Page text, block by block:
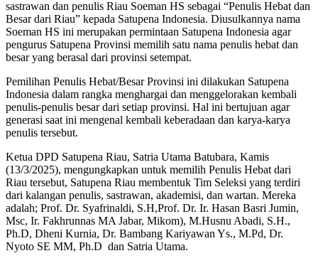
sastrawan dan penulis Riau Soeman HS sebagai “Penulis Hebat dan
Besar dari Riau” kepada Satupena Indonesia. Diusulkannya nama
Soeman HS ini merupakan permintaan Satupena Indonesia agar
pengurus Satupena Provinsi memilih satu nama penulis hebat dan
besar yang berasal dari provinsi setempat.
Pemilihan Penulis Hebat/Besar Provinsi ini dilakukan Satupena
Indonesia dalam rangka menghargai dan menggelorakan kembali
penulis-penulis besar dari setiap provinsi. Hal ini bertujuan agar
generasi saat ini mengenal kembali keberadaan dan karya-karya
penulis tersebut.
Ketua DPD Satupena Riau, Satria Utama Batubara, Kamis
(13/3/2025), mengungkapkan untuk memilih Penulis Hebat dari
Riau tersebut, Satupena Riau membentuk Tim Seleksi yang terdiri
dari kalangan penulis, sastrawan, akademisi, dan wartan. Mereka
adalah; Prof. Dr. Syafrinaldi, S.H,Prof. Dr. Ir. Hasan Basri Jumin,
Msc, Ir. Fakhrunnas MA Jabar, Mikom), M.Husnu Abadi, S.H.,
Ph.D, Dheni Kurnia, Dr. Bambang Kariyawan Ys., M.Pd, Dr.
Nyoto SE MM, Ph.D dan Satria Utama.